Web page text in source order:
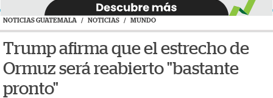
NOTICIAS GUATEMALA / NOTICIAS / MUNDO
Trump afirma que el estrecho de
Ormuz será reabierto "bastante
pronto"